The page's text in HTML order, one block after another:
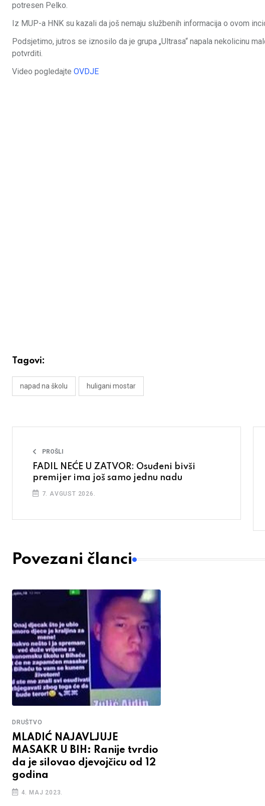
potresen Pelko.
Iz MUP-a HNK su kazali da još nemaju službenih informacija o ovom
Podsjetimo, jutros se iznosilo da je grupa „Ultrasa“ napala nekolicinu
potvrditi.
Video pogledajte OVDJE
Tagovi:
napad na školu huligani mostar
PROŠLI
FADIL NEĆE U ZATVOR: Osuđeni bivši
premijer ima još samo jednu nadu
7. AVGUST 2026.
Povezani članci
DRUŠTVO
MLADIĆ NAJAVLJUJE
MASAKR U BIH: Ranije tvrdio
da je silovao djevojčicu od 12
godina
4. MAJ 2023.